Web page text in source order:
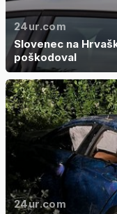
24ur.com
Slovenec na
poškodoval
24ur.com